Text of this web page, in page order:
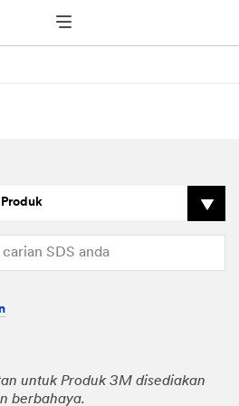
untuk Produk 3M disediakan
berbahaya.